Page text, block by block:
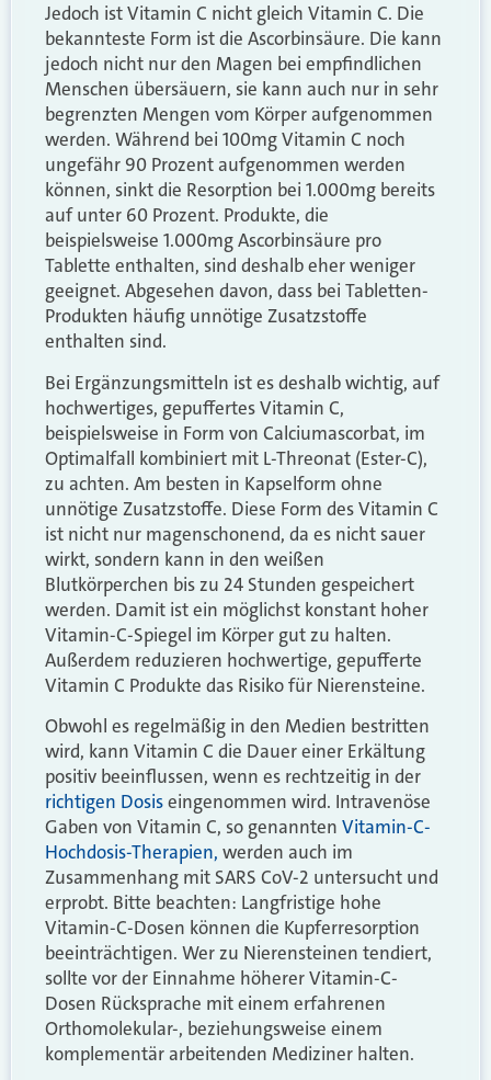
Jedoch ist Vitamin C nicht gleich Vitamin C. Die
bekannteste Form ist die Ascorbinsäure. Die kann
jedoch nicht nur den Magen bei empfindlichen
Menschen übersäuern, sie kann auch nur in sehr
begrenzten Mengen vom Körper aufgenommen
werden. Während bei 100mg Vitamin C noch
ungefähr 90 Prozent aufgenommen werden
können, sinkt die Resorption bei 1.000mg bereits
auf unter 60 Prozent. Produkte, die
beispielsweise 1.000mg Ascorbinsäure pro
Tablette enthalten, sind deshalb eher weniger
geeignet. Abgesehen davon, dass bei Tabletten-
Produkten häufig unnötige Zusatzstoffe
enthalten sind.
Bei Ergänzungsmitteln ist es deshalb wichtig, auf
hochwertiges, gepuffertes Vitamin C,
beispielsweise in Form von Calciumascorbat, im
Optimalfall kombiniert mit L-Threonat (Ester-C),
zu achten. Am besten in Kapselform ohne
unnötige Zusatzstoffe. Diese Form des Vitamin C
ist nicht nur magenschonend, da es nicht sauer
wirkt, sondern kann in den weißen
Blutkörperchen bis zu 24 Stunden gespeichert
werden. Damit ist ein möglichst konstant hoher
Vitamin-C-Spiegel im Körper gut zu halten.
Außerdem reduzieren hochwertige, gepufferte
Vitamin C Produkte das Risiko für Nierensteine.
Obwohl es regelmäßig in den Medien bestritten
wird, kann Vitamin C die Dauer einer Erkältung
positiv beeinflussen, wenn es rechtzeitig in der
richtigen Dosiseingenommen wird. Intravenöse
Gaben von Vitamin C, so genannten Vitamin-C-
Hochdosis-Therapien, werden auch im
Zusammenhang mit SARS CoV-2 untersucht und
erprobt. Bitte beachten: Langfristige hohe
Vitamin-C-Dosen können die Kupferresorption
beeinträchtigen. Wer zu Nierensteinen tendiert,
sollte vor der Einnahme höherer Vitamin-C-
Dosen Rücksprache mit einem erfahrenen
Orthomolekular-, beziehungsweise einem
komplementär arbeitenden Mediziner halten.